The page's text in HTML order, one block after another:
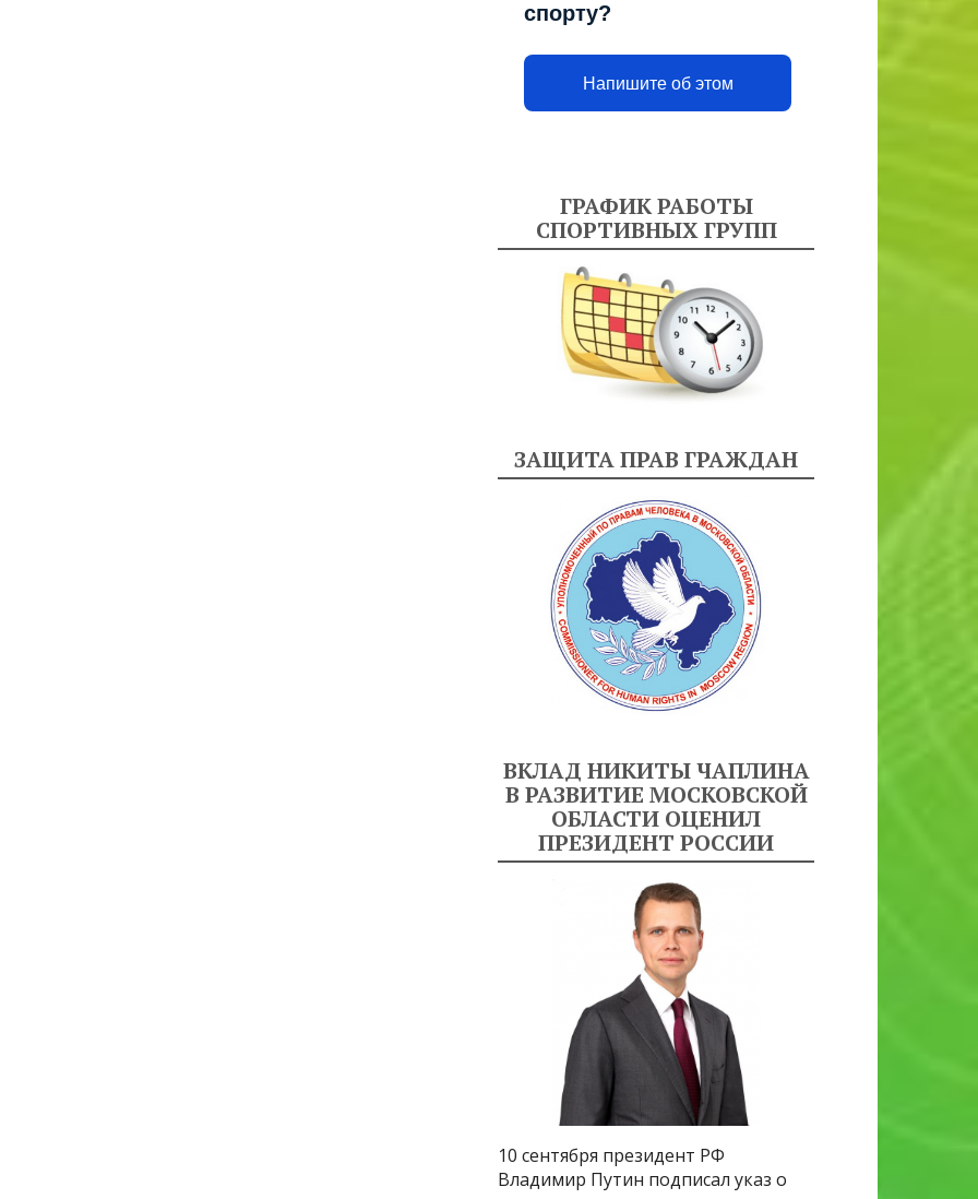
спорту?
Напишите об этом
ГРАФИК РАБОТЫ
СПОРТИВНЫХ ГРУПП
ЗАЩИТА ПРАВ ГРАЖДАН
ВКЛАД НИКИТЫ ЧАПЛИНА
В РАЗВИТИЕ МОСКОВСКОЙ
ОБЛАСТИ ОЦЕНИЛ
ПРЕЗИДЕНТ РОССИИ
10 сентября президент РФ
Владимир Путин подписал указ о